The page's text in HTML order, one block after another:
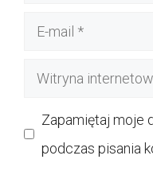
Witryna
Zapamiętaj moje
podczas pisania